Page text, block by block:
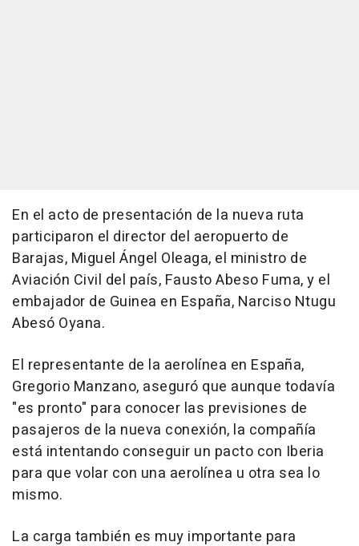
En el acto de presentación de la nueva ruta
participaron el director del aeropuerto de
Barajas, Miguel Ángel Oleaga, el ministro de
Aviación Civil del país, Fausto Abeso Fuma, y el
embajador de Guinea en España, Narciso Ntugu
Abesó Oyana.
El representante de la aerolínea en España,
Gregorio Manzano, aseguró que aunque todavía
"es pronto" para conocer las previsiones de
pasajeros de la nueva conexión, la compañía
está intentando conseguir un pacto con Iberia
para que volar con una aerolínea u otra sea lo
mismo.
La carga también es muy importante para